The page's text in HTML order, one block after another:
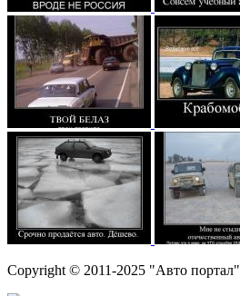
Copyright © 2011-2025 "Авто портал"